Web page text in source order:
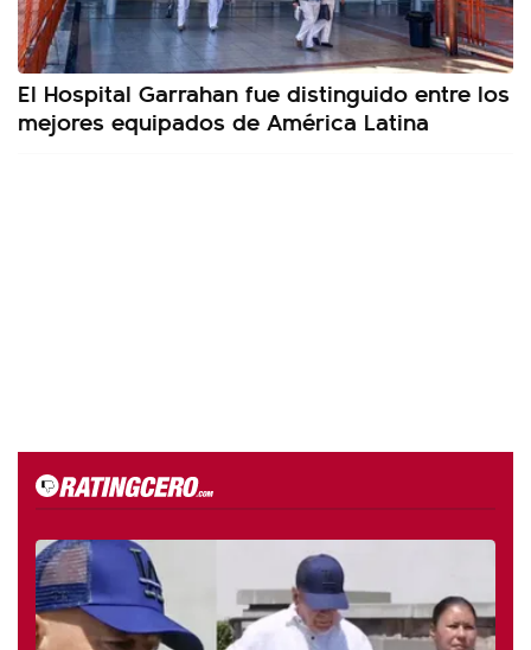
El Hospital Garrahan fue distinguido entre los
mejores equipados de América Latina